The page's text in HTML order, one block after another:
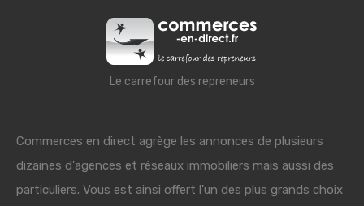
Le carrefour des repreneurs
Commerces en direct agrège les annonces de plusieurs
dizaines d'agences et réseaux immobiliers mais aussi des
particuliers. Vous est ainsi offert l'un des plus grands choix